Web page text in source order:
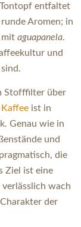
entfaltet
runde Aromen; in
mit aguapanela.
und
Stofffilter über
Kaffeeist in
Genau wie in
und
die
Ziel ist eine
verlässlich wach
der